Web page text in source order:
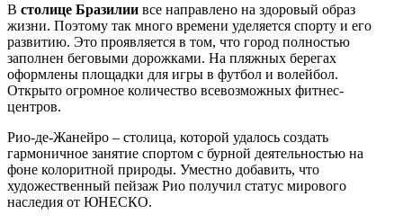
В столице Бразилии все направлено на здоровый образ
жизни. Поэтому так много времени уделяется спорту и его
развитию. Это проявляется в том, что город полностью
заполнен беговыми дорожками. На пляжных берегах
оформлены площадки для игры в футбол и волейбол.
Открыто огромное количество всевозможных фитнес-
центров.
Рио-де-Жанейро – столица, которой удалось создать
гармоничное занятие спортом с бурной деятельностью на
фоне колоритной природы. Уместно добавить, что
художественный пейзаж Рио получил статус мирового
наследия от ЮНЕСКО.